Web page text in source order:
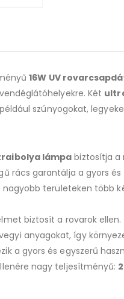
16W UV
Két
szúnyogokat,
lámpa biztosítja a
rács garantálja a gyors
nagyobb területeken több
biztosít a rovarok ellen.
anyagokat, így
a gyors és egyszerű
nagy teljesítményű: